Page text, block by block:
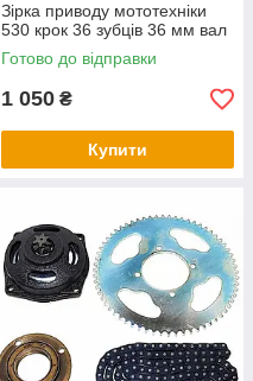
Зірка приводу мототехніки
530 крок 36 зубців 36 мм вал
Готово до відправки
1 050 ₴
Купити